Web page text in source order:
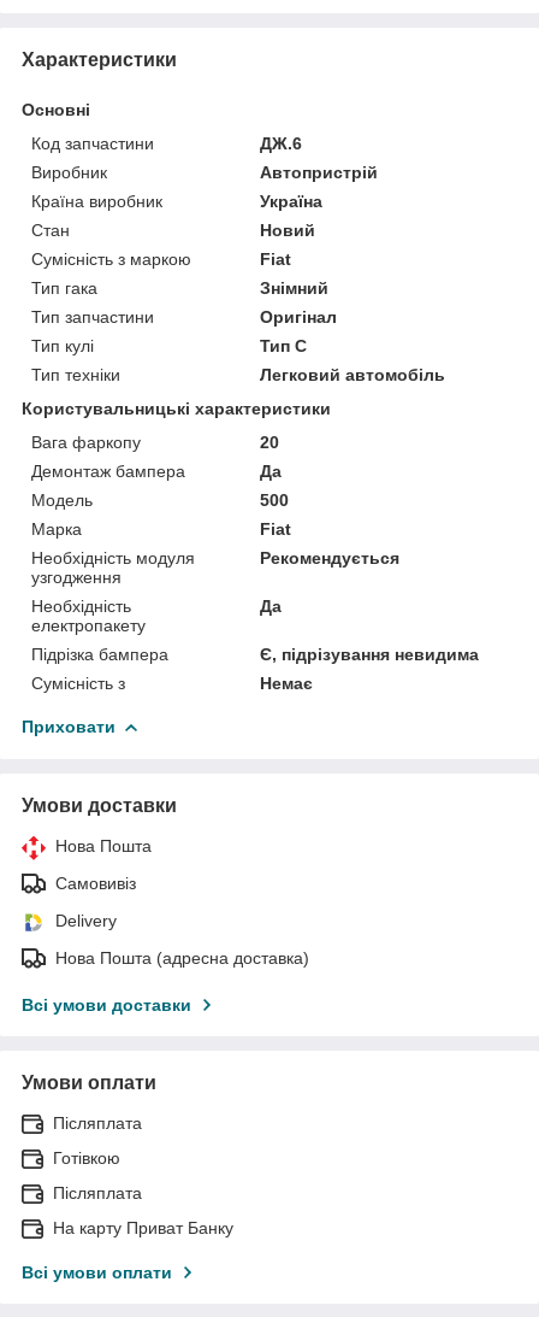
Характеристики
Основні
Код запчастини
ДЖ.6
Виробник
Автопристрій
Країна виробник
Україна
Стан
Новий
Сумісність з маркою
Fiat
Тип гака
Знімний
Тип запчастини
Оригінал
Тип кулі
Тип C
Тип техніки
Легковий автомобіль
Користувальницькі характеристики
Вага фаркопу
20
Демонтаж бампера
Да
Мoдель
500
Марка
Fiat
Необхідність модуля
узгодження
Рекомендується
Необхідність
електропакету
Да
Підрізка бампера
Є, підрізування невидима
Сумісність з
Немає
Приховати
Умови доставки
Нова Пошта
Самовивіз
Delivery
Нова Пошта (адресна доставка)
Всі умови доставки
Умови оплати
Післяплата
Готівкою
Післяплата
На карту Приват Банку
Всі умови оплати